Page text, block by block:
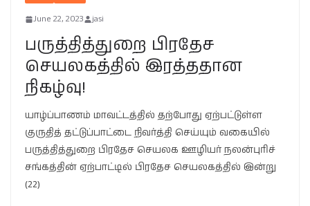
June 22, 2023 jasi
பருத்தித்துறை பிரதேச
செயலகத்தில் இரத்ததான
நிகழ்வு!
யாழ்ப்பாணம் மாவட்டத்தில் தற்போது ஏற்பட்டுள்ள
குருதித் தட்டுப்பாட்டை நிவர்த்தி செய்யும் வகையில்
பருத்தித்துறை பிரதேச செயலக ஊழியர் நலன்புரிச்
சங்கத்தின் ஏற்பாட்டில் பிரதேச செயலகத்தில் இன்று
(22)